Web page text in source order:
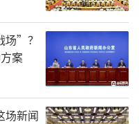
场”？
案
新闻